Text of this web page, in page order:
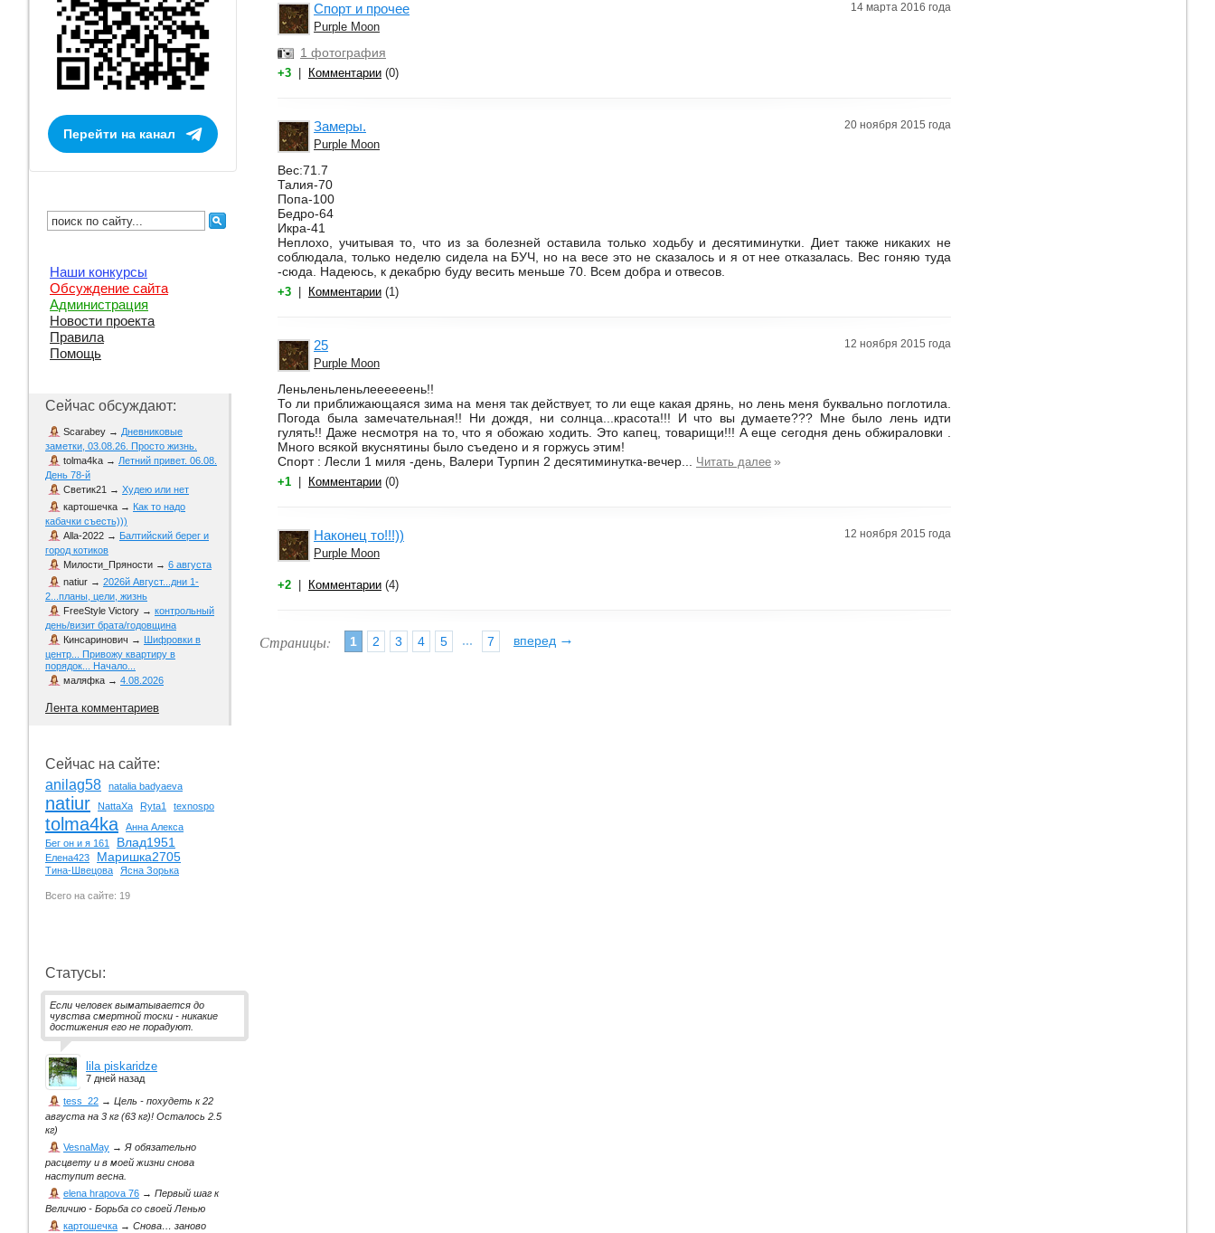
Спорт и прочее 14 марта 2016 года
Purple Moon
1 фотография
+3 Комментарии (0)
Замеры. 20 ноября 2015 года
Purple Moon
Вес:71.7
Талия-70
Попа-100
Бедро-64
Икра-41
Неплохо, учитывая то, что из за болезней оставила только ходьбу и десятиминутки. Диет также никаких не
соблюдала, только неделю сидела на БУЧ, но на весе это не сказалось и я от нее отказалась. Вес гоняю туда
-сюда. Надеюсь, к декабрю буду весить меньше 70. Всем добра и отвесов.
+3 Комментарии (1)
25 12 ноября 2015 года
Purple Moon
Леньленьленьлеееееень!!
То ли приближающаяся зима на меня так действует, то ли еще какая дрянь, но лень меня буквально поглотила.
Погода была замечательная!! Ни дождя, ни солнца...красота!!! И что вы думаете??? Мне было лень идти
гулять!! Даже несмотря на то, что я обожаю ходить. Это капец, товарищи!!! А еще сегодня день обжираловки .
Много всякой вкуснятины было съедено и я горжусь этим!
Спорт : Лесли 1 миля -день, Валери Турпин 2 десятиминутка-вечер... Читать далее »
+1 Комментарии (0)
Наконец то!!!)) 12 ноября 2015 года
Purple Moon
+2 Комментарии (4)
Страницы: 1 2 3 4 5 ... 7 вперед →
Перейти на канал
Наши конкурсы
Обсуждение сайта
Администрация
Новости проекта
Правила
Помощь
Сейчас обсуждают:
Scarabey → Дневниковые
заметки, 03.08.26. Просто жизнь.
tolma4ka → Летний привет. 06.08.
День 78-й
Светик21 → Худею или нет
картошечка → Как то надо
кабачки съесть)))
Alla-2022 → Балтийский берег и
город котиков
Милости_Пряности → 6 августа
natiur → 2026й Август...дни 1-
2...планы, цели, жизнь
FreeStyle Victory → контрольный
день/визит брата/годовщина
Кинсаринович → Шифровки в
центр... Привожу квартиру в
порядок... Начало...
маляфка → 4.08.2026
Лента комментариев
Сейчас на сайте:
anilag58
natalia badyaeva
natiur NattaXa Ryta1 texnospo
tolma4ka
Анна Алекса
Бег он и я 161
Влад1951
Елена423 Маришка2705
Тина-Швецова Ясна Зорька
Всего на сайте: 19
Статусы:
Если человек выматывается до
чувства смертной тоски - никакие
достижения его не порадуют.
lila piskaridze
7 дней назад
tess_22 → Цель - похудеть к 22
августа на 3 кг (63 кг)! Осталось 2.5
кг)
VesnaMay →Я обязательно
расцвету и в моей жизни снова
наступит весна.
elena hrapova 76 → Первый шаг к
Величию - Борьба со своей Ленью
картошечка → Снова… заново